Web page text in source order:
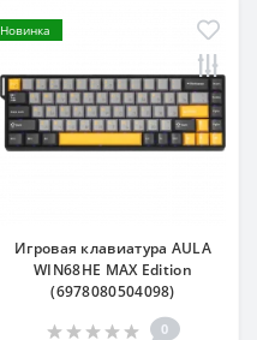
Новинка
Игровая клавиатура AULA
WIN68HE MAX Edition
(6978080504098)
0